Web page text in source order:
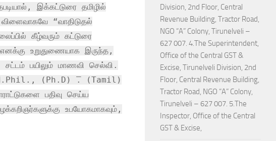
இக்கட்டுரை தமிழில்
“வாதிடுதல்
கீழ்வரும் கட்டுரை
உறுதுணையாக இருந்த,
பயிலும் மாணவி செல்வி.
M.Phil., (Ph.D) ̅. (Tamil)
பதிவு செய்ய
உபயோகமாகவும்,
Division, 2nd Floor, Central
Revenue Building, Tractor Road,
NGO “A” Colony, Tirunelveli –
627 007. 4.The Superintendent,
Office of the Central GST &
Excise, Tirunelveli Division, 2nd
Floor, Central Revenue Building,
Tractor Road, NGO “A” Colony,
Tirunelveli – 627 007. 5.The
Inspector, Office of the Central
GST & Excise,